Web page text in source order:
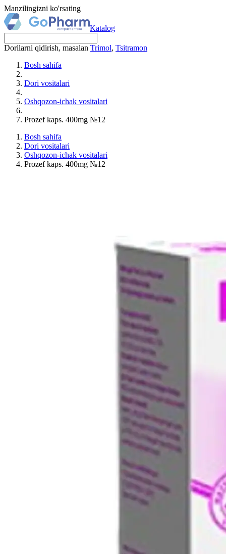
Manzilingizni ko'rsating
Katalog
Dorilarni qidirish, masalan Trimol, Tsitramon
Bosh sahifa
Dori vositalari
Oshqozon-ichak vositalari
Prozef kaps. 400mg №12
Bosh sahifa
Dori vositalari
Oshqozon-ichak vositalari
Prozef kaps. 400mg №12